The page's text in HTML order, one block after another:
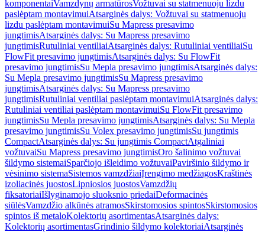
komponentaiVamzdynų armatūrosVožtuvai su statmenuoju lizdu
paslėptam montavimuiAtsarginės dalys: Vožtuvai su statmenuoju
lizdu paslėptam montavimuiSu Mapress presavimo
jungtimisAtsarginės dalys: Su Mapress presavimo
jungtimisRutuliniai ventiliaiAtsarginės dalys: Rutuliniai ventiliaiSu
FlowFit presavimo jungtimisAtsarginės dalys: Su FlowFit
presavimo jungtimisSu Mepla presavimo jungtimisAtsarginės dalys:
Su Mepla presavimo jungtimisSu Mapress presavimo
jungtimisAtsarginės dalys: Su Mapress presavimo
jungtimisRutuliniai ventiliai paslėptam montavimuiAtsarginės dalys:
Rutuliniai ventiliai paslėptam montavimuiSu FlowFit presavimo
jungtimisSu Mepla presavimo jungtimisAtsarginės dalys: Su Mepla
presavimo jungtimisSu Volex presavimo jungtimisSu jungtimis
CompactAtsarginės dalys: Su jungtimis CompactAtgaliniai
vožtuvaiSu Mapress presavimo jungtimisOro šalinimo vožtuvai
šildymo sistemaiSparčiojo išleidimo vožtuvaiPaviršinio šildymo ir
vėsinimo sistemaSistemos vamzdžiaiĮrengimo medžiagosKraštinės
izoliacinės juostosLipniosios juostosVamzdžių
fiksatoriaiIšlyginamojo sluoksnio priedaiDeformacinės
siūlėsVamzdžio alkūnės atramosSkirstomosios spintosSkirstomosios
spintos iš metaloKolektorių asortimentasAtsarginės dalys:
Kolektorių asortimentasGrindinio šildymo kolektoriaiAtsarginės